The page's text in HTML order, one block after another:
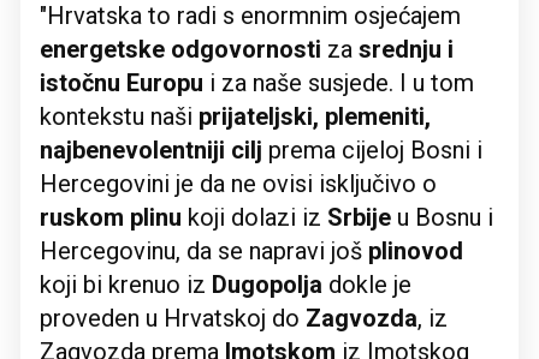
"Hrvatska to radi s enormnim osjećajem
energetske odgovornosti za srednju i
istočnu Europu i za naše susjede. I u tom
kontekstu naši prijateljski, plemeniti,
najbenevolentniji cilj prema cijeloj Bosni i
Hercegovini je da ne ovisi isključivo o
ruskom plinu koji dolazi iz Srbije u Bosnu i
Hercegovinu, da se napravi još plinovod
koji bi krenuo iz Dugopolja dokle je
proveden u Hrvatskoj do Zagvozda, iz
Zagvozda prema Imotskom iz Imotskog